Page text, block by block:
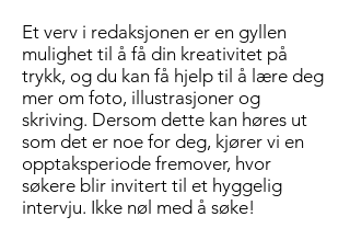
Et verv i redaksjonen er en gyllen
mulighet til å få din kreativitet på
trykk, og du kan få hjelp til å lære deg
mer om foto, illustrasjoner og
skriving. Dersom dette kan høres ut
som det er noe for deg, kjører vi en
opptaksperiode fremover, hvor
søkere blir invitert til et hyggelig
intervju. Ikke nøl med å søke!